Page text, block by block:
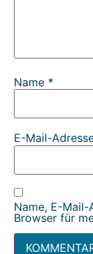
Name *
E-Mail-
Name, E-Mail-
Browser für